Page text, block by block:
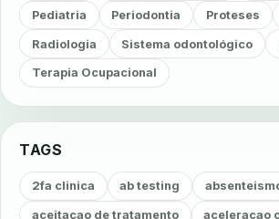
Pediatria Periodontia Proteses
Radiologia Sistema odontológico
Terapia Ocupacional
TAGS
2fa clinica ab testing
aceitacao de tratamento aceleracao